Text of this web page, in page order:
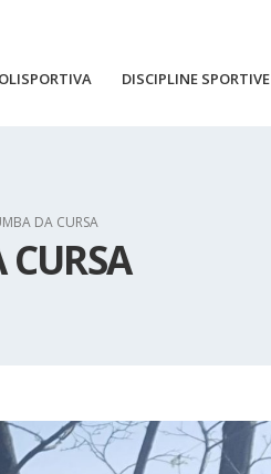
DISCIPLINE SPORTIVE
DA CURSA